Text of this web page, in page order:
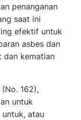
penanganan
saat ini
efektif untuk
asbes dan
dan kematian
162),
untuk
atau